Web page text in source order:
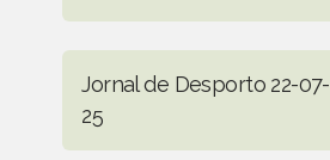
Jornal de Desporto 22-07-
25